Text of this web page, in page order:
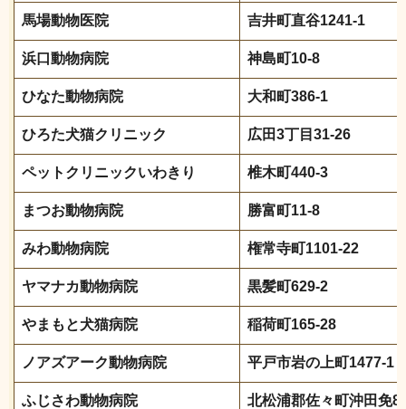
馬場動物医院 吉井町直谷1241-1
浜口動物病院 神島町10-8
ひなた動物病院 大和町386-1
ひろた犬猫クリニック 広田3丁目31-26
ペットクリニックいわきり 椎木町440-3
まつお動物病院 勝富町11-8
みわ動物病院 権常寺町1101-22
ヤマナカ動物病院 黒髪町629-2
やまもと犬猫病院 稲荷町165-28
ノアズアーク動物病院 平戸市岩の上町1477-1
ふじさわ動物病院 北松浦郡佐々町沖田免